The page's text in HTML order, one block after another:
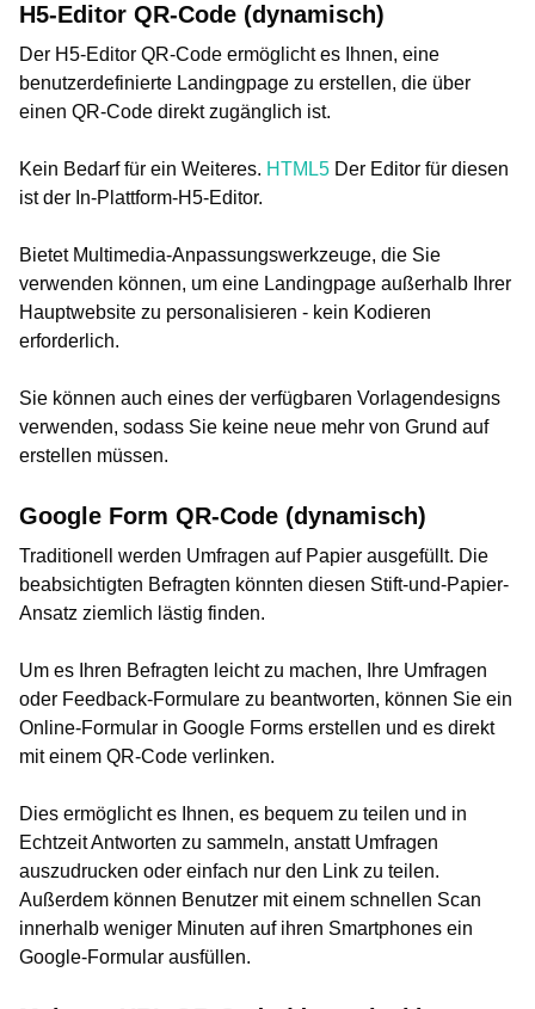
H5-Editor QR-Code (dynamisch)
Der H5-Editor QR-Code ermöglicht es Ihnen, eine
benutzerdefinierte Landingpage zu erstellen, die über
einen QR-Code direkt zugänglich ist.
Kein Bedarf für ein Weiteres. HTML5 Der Editor für diesen
ist der In-Plattform-H5-Editor.
Bietet Multimedia-Anpassungswerkzeuge, die Sie
verwenden können, um eine Landingpage außerhalb Ihrer
Hauptwebsite zu personalisieren - kein Kodieren
erforderlich.
Sie können auch eines der verfügbaren Vorlagendesigns
verwenden, sodass Sie keine neue mehr von Grund auf
erstellen müssen.
Google Form QR-Code (dynamisch)
Traditionell werden Umfragen auf Papier ausgefüllt. Die
beabsichtigten Befragten könnten diesen Stift-und-Papier-
Ansatz ziemlich lästig finden.
Um es Ihren Befragten leicht zu machen, Ihre Umfragen
oder Feedback-Formulare zu beantworten, können Sie ein
Online-Formular in Google Forms erstellen und es direkt
mit einem QR-Code verlinken.
Dies ermöglicht es Ihnen, es bequem zu teilen und in
Echtzeit Antworten zu sammeln, anstatt Umfragen
auszudrucken oder einfach nur den Link zu teilen.
Außerdem können Benutzer mit einem schnellen Scan
innerhalb weniger Minuten auf ihren Smartphones ein
Google-Formular ausfüllen.